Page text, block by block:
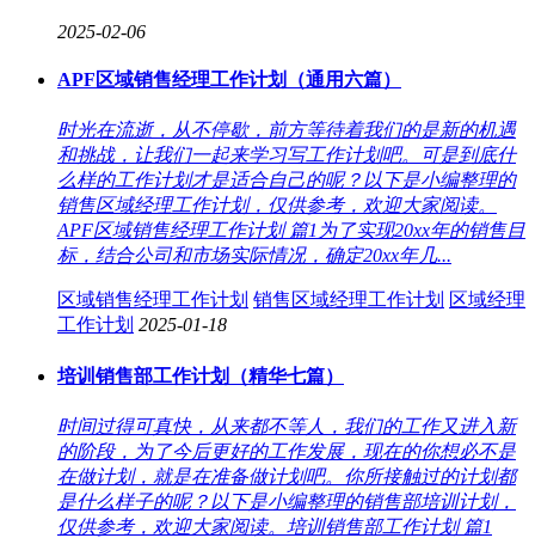
2025-02-06
APF区域销售经理工作计划（通用六篇）
时光在流逝，从不停歇，前方等待着我们的是新的机遇
和挑战，让我们一起来学习写工作计划吧。可是到底什
么样的工作计划才是适合自己的呢？以下是小编整理的
销售区域经理工作计划，仅供参考，欢迎大家阅读。
APF区域销售经理工作计划 篇1为了实现20xx年的销售目
标，结合公司和市场实际情况，确定20xx年几...
区域销售经理工作计划 销售区域经理工作计划 区域经理
工作计划 2025-01-18
培训销售部工作计划（精华七篇）
时间过得可真快，从来都不等人，我们的工作又进入新
的阶段，为了今后更好的工作发展，现在的你想必不是
在做计划，就是在准备做计划吧。你所接触过的计划都
是什么样子的呢？以下是小编整理的销售部培训计划，
仅供参考，欢迎大家阅读。培训销售部工作计划 篇1